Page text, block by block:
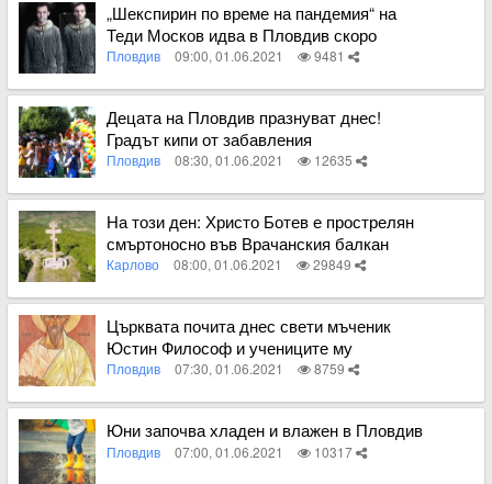
„Шекспирин по време на пандемия“ на
Теди Москов идва в Пловдив скоро
Пловдив 09:00, 01.06.2021 9481
Вижте пълното съдържание
Децата на Пловдив празнуват днес!
Градът кипи от забавления
Пловдив 08:30, 01.06.2021 12635
Вижте пълното съдържание
На този ден: Христо Ботев е прострелян
смъртоносно във Врачанския балкан
Карлово 08:00, 01.06.2021 29849
Вижте пълното съдържание
Църквата почита днес свети мъченик
Юстин Философ и учениците му
Пловдив 07:30, 01.06.2021 8759
Вижте пълното съдържание
Юни започва хладен и влажен в Пловдив
Пловдив 07:00, 01.06.2021 10317